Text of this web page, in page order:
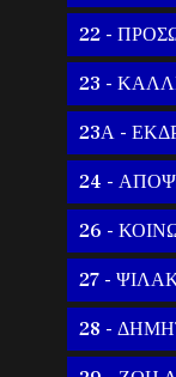
22 -
23 -
23Α -
24 -
26 -
27 -
28 -